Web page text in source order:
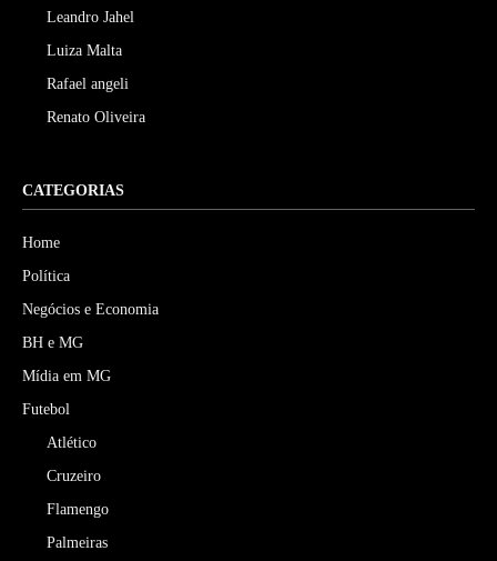
Leandro Jahel
Luiza Malta
Rafael angeli
Renato Oliveira
CATEGORIAS
Home
Política
Negócios e Economia
BH e MG
Mídia em MG
Futebol
Atlético
Cruzeiro
Flamengo
Palmeiras